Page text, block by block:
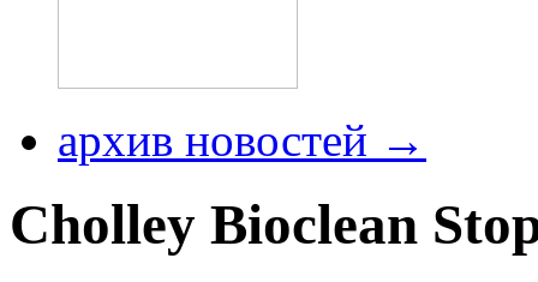
архив новостей →
Cholley Bioclean